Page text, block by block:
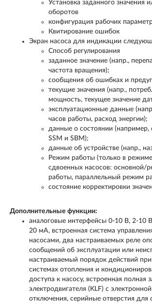
Установка заданного значения
оборотов
конфигурация рабочих
Квитирование ошибок
Экран насоса для индикации
Способ регулирования
заданное значение (напр.,
частота вращения);
сообщения об ошибках и
текущие значения (напр.,
мощность, текущее значение
эксплуатационные данные
часов работы, расход энергии);
данные о состоянии (например,
SSM и SBM);
данные об устройстве (напр.,
Режим работы (только в
сдвоенных насосов: основной/
работы, параллельный режим
состояние корректировки
Дополнительные функции:
аналоговые интерфейсы 0-10 В, 2-10
20 мА, встроенная система
насосами, два настраиваемых реле
сообщений об эксплуатации или
настраиваемый порядок действий
системах отопления и
доступа к насосу, встроенная полная
электродвигателя (KLF) с
отключения, серийные отверстия для